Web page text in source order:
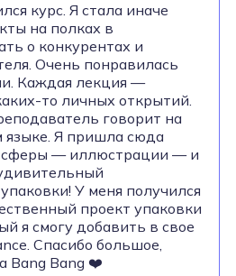
курс. Я стала иначе
на полках в
о конкурентах и
Очень понравилась
Каждая лекция —
то личных открытий.
говорит на
языке. Я пришла сюда
сферы — иллюстрации — и
У меня получился
проект упаковки
я смогу добавить в свое
Спасибо большое,
Bang Bang ❤️